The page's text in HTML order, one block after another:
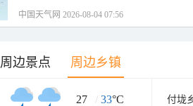
中国天气网 2026-08-04 07:56
周边景点 周边乡镇
27 / 33°C 付垅